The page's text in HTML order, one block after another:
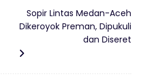
Sopir Lintas Medan-Aceh
Dikeroyok Preman, Dipukuli
dan Diseret